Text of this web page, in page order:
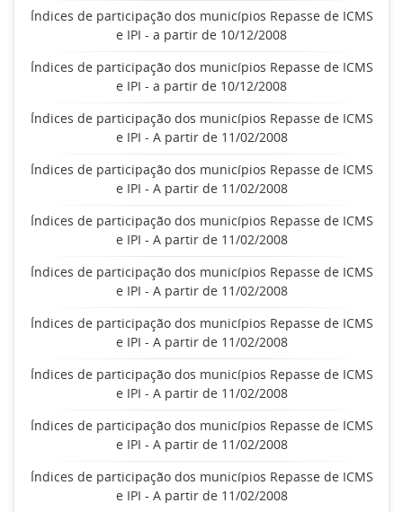
Índices de participação dos municípios Repasse de ICMS
e IPI - a partir de 10/12/2008
Índices de participação dos municípios Repasse de ICMS
e IPI - a partir de 10/12/2008
Índices de participação dos municípios Repasse de ICMS
e IPI - A partir de 11/02/2008
Índices de participação dos municípios Repasse de ICMS
e IPI - A partir de 11/02/2008
Índices de participação dos municípios Repasse de ICMS
e IPI - A partir de 11/02/2008
Índices de participação dos municípios Repasse de ICMS
e IPI - A partir de 11/02/2008
Índices de participação dos municípios Repasse de ICMS
e IPI - A partir de 11/02/2008
Índices de participação dos municípios Repasse de ICMS
e IPI - A partir de 11/02/2008
Índices de participação dos municípios Repasse de ICMS
e IPI - A partir de 11/02/2008
Índices de participação dos municípios Repasse de ICMS
e IPI - A partir de 11/02/2008